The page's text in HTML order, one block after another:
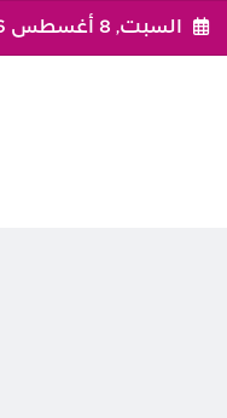
Skip
السبت, 8 أغسطس 2026